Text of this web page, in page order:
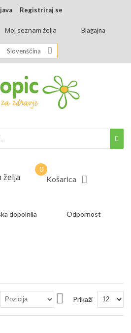
Registriraj se
Moj seznam želja Blagajna
Slovenščina
želja Košarica
dopolnila
Odpornost
Nastavi
smer
Prikaži